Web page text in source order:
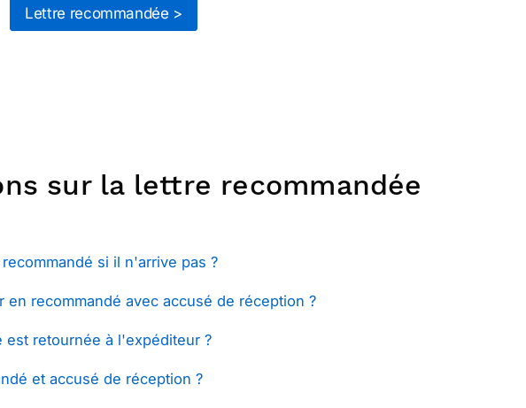
Lettre recommandée >
sur la lettre recommandée
si il n'arrive pas ?
recommandé avec accusé de réception ?
est retournée à l'expéditeur ?
et accusé de réception ?